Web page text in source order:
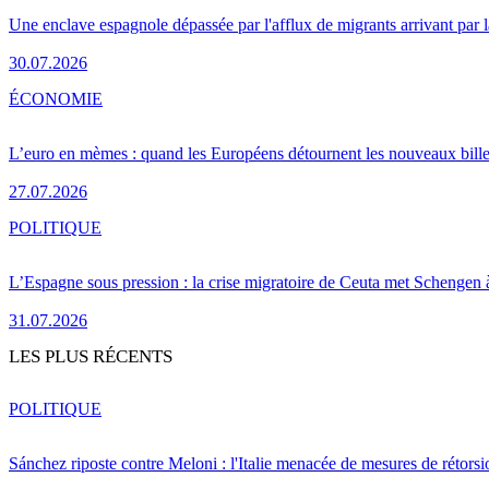
Une enclave espagnole dépassée par l'afflux de migrants arrivant par
30.07.2026
L’euro en mèmes : quand les Européens détournent les nouveaux
27.07.2026
ÉCONOMIE
L’Espagne sous pression : la crise migratoire de Ceuta met Schengen
31.07.2026
POLITIQUE
LES PLUS RÉCENTS
Sánchez riposte contre Meloni : l'Italie menacée de mesures de
POLITIQUE